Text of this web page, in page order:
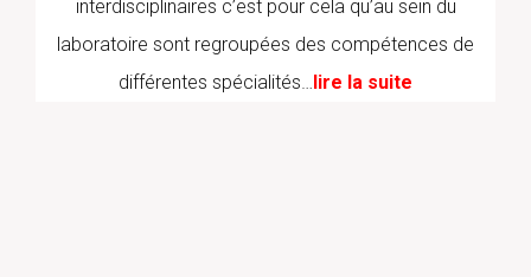
interdisciplinaires c’est pour cela qu’au sein du
laboratoire sont regroupées des compétences de
différentes spécialités… lire la suite